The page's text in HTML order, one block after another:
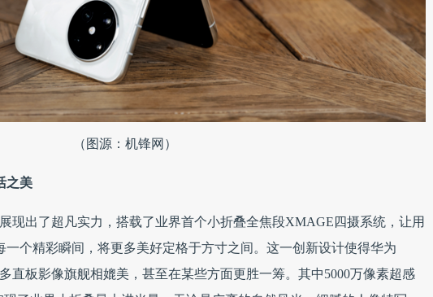
（图源：机锋网）
之美
现出了超凡实力，搭载了业界首个小折叠全焦段XMAGE四摄系统，让用
一个精彩瞬间，将更多美好定格于方寸之间。这一创新设计使得华为
直板影像旗舰相媲美，甚至在某些方面更胜一筹。其中5000万像素超感